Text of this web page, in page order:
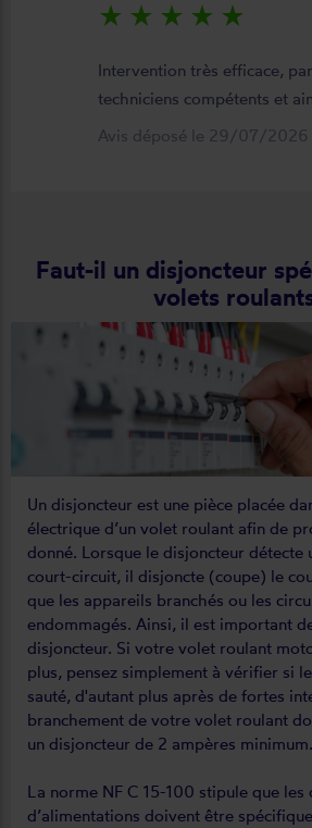
star_rate star_rate star_rate star_rate star_rate
Intervention très efficace,
techniciens compétents et
Avis déposé le 29/07/2026
Faut-il un disjoncteur
volets
Un disjoncteur est une pièce placée
électrique d’un volet roulant afin de
donné. Lorsque le disjoncteur détecte
court-circuit, il disjoncte (coupe) le
que les appareils branchés ou les
endommagés. Ainsi, il est important
disjoncteur. Si votre volet roulant
plus, pensez simplement à vérifier si
sauté, d'autant plus après de fortes
branchement de votre volet roulant
un disjoncteur de 2 ampères minimum.
La norme NF C 15-100 stipule que les
d’alimentations doivent être